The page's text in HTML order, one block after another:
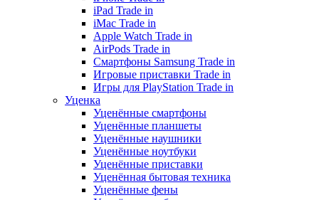
iPad Trade in
iMac Trade in
Apple Watch Trade in
AirPods Trade in
Смартфоны Samsung Trade in
Игровые приставки Trade in
Игры для PlayStation Trade in
Уценка
Уценённые смартфоны
Уценённые планшеты
Уценённые наушники
Уценённые ноутбуки
Уценённые приставки
Уценённая бытовая техника
Уценённые фены